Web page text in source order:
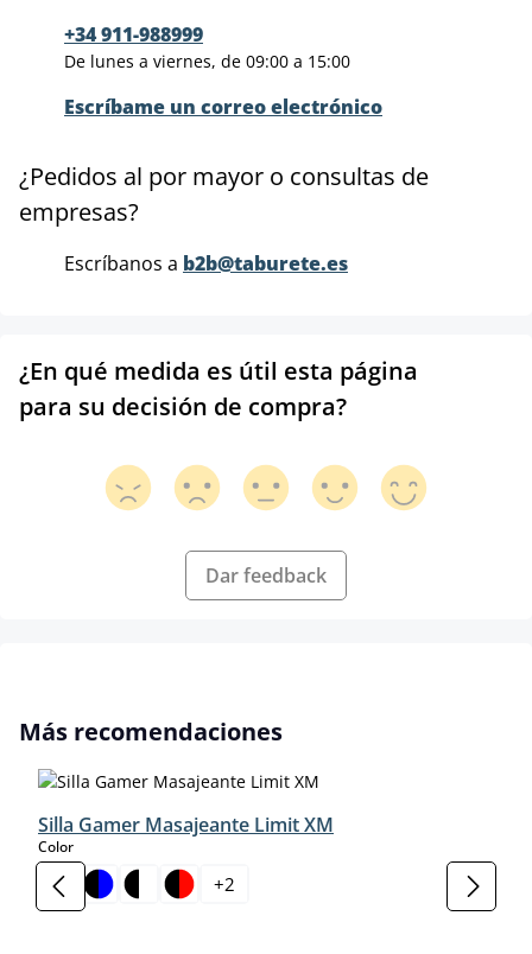
+34 911-988999
De lunes a viernes, de 09:00 a 15:00
Escríbame un correo electrónico
¿Pedidos al por mayor o consultas de
empresas?
Escríbanos a b2b@taburete.es
¿En qué medida es útil esta página
para su decisión de compra?
Dar feedback
Omitir la galería de productos
Más recomendaciones
Silla Gamer Masajeante Limit XM
Colorselect
+2